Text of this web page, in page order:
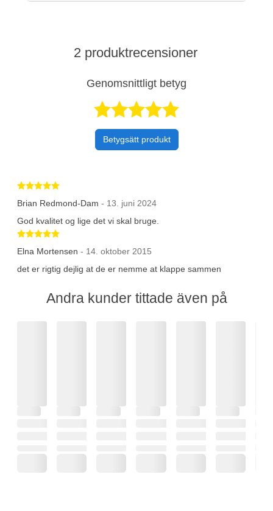
2 produktrecensioner
Genomsnittligt betyg
Betygsatt 5 av
Betygsätt produkt
Betygsatt 5 av 5 stjärnor
Brian Redmond-Dam - 13. juni 2024
God kvalitet og lige det vi skal bruge.
Betygsatt 5 av 5 stjärnor
Elna Mortensen - 14. oktober 2015
det er rigtig dejlig at de er nemme at klappe sammen
Andra kunder tittade även på